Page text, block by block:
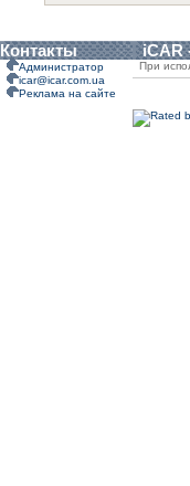
Контакты iCAR
Администратор
icar@icar.com.ua
Реклама на сайте
При